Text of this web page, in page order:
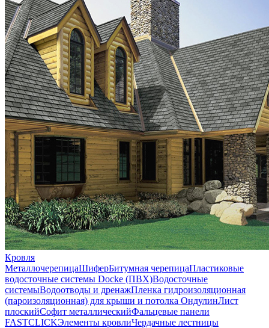
Кровля
МеталлочерепицаШиферБитумная черепицаПластиковые
водосточные системы Docke (ПВХ)Водосточные
системыВодоотводы и дренажПленка гидроизоляционная
(пароизоляционная) для крыши и потолка ОндулинЛист
плоскийСофит металлическийФальцевые панели
FASTCLICKЭлементы кровлиЧердачные лестницы